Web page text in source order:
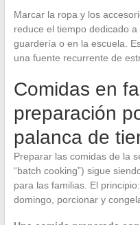
Marcar la ropa y los
reduce el tiempo dedicado
guardería o en la escuela.
una fuente recurrente de
Comidas en
preparación
palanca de
Preparar las comidas de la
“batch cooking”) sigue
para las familias. El
domingo, porcionar y